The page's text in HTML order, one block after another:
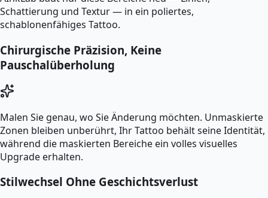
Schattierung und Textur — in ein poliertes,
schablonenfähiges Tattoo.
Chirurgische Präzision, Keine
Pauschalüberholung
Malen Sie genau, wo Sie Änderung möchten. Unmaskierte
Zonen bleiben unberührt, Ihr Tattoo behält seine Identität,
während die maskierten Bereiche ein volles visuelles
Upgrade erhalten.
Stilwechsel Ohne Geschichtsverlust